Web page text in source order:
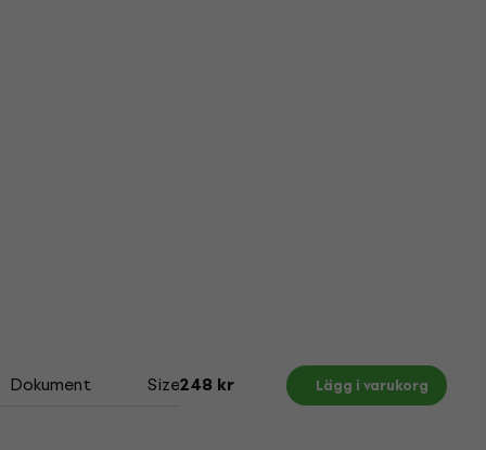
Dokument Size Chart
248 kr Lägg i varukorg